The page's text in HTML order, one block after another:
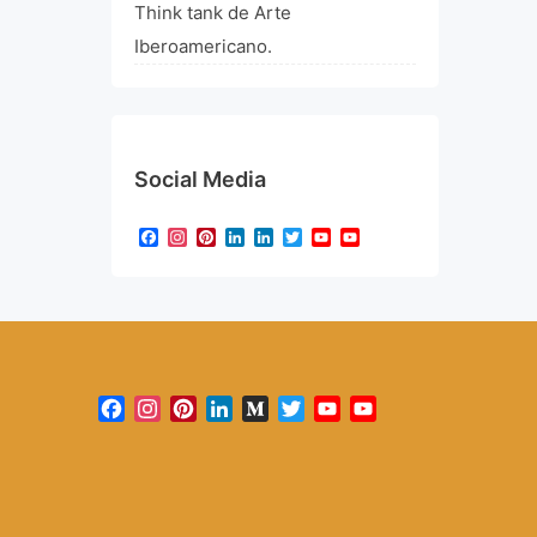
Think tank de Arte
Iberoamericano.
Social Media
Facebook
Instagram
Pinterest
LinkedIn
LinkedIn
TwitterYouTube
Facebook
Instagram
PinterestLinkedInMediumTwitterYouTube